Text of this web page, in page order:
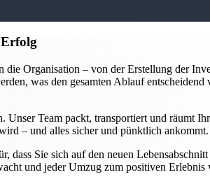
Organisation – von der Erstellung der
was den gesamten Ablauf entscheidend
Team packt, transportiert und räumt
– und alles sicher und pünktlich ankommt.
Sie sich auf den neuen
und jeder Umzug zum positiven Erlebnis